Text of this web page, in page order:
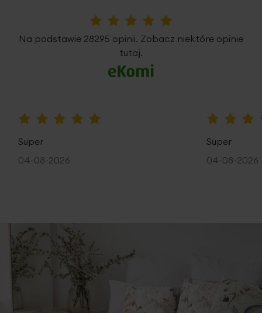
Na podstawie 28295 opinii. Zobacz niektóre opinie
tutaj.
Super
04-08-2026
Super
04-08-2026